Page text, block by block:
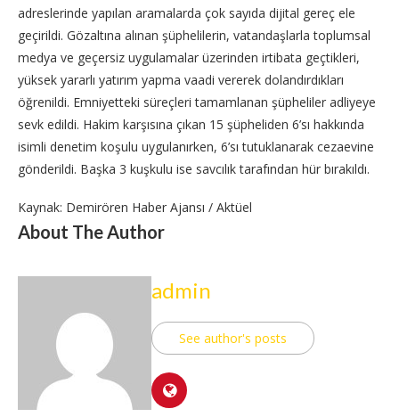
adreslerinde yapılan aramalarda çok sayıda dijital gereç ele
geçirildi. Gözaltına alınan şüphelilerin, vatandaşlarla toplumsal
medya ve geçersiz uygulamalar üzerinden irtibata geçtikleri,
yüksek yararlı yatırım yapma vaadi vererek dolandırdıkları
öğrenildi. Emniyetteki süreçleri tamamlanan şüpheliler adliyeye
sevk edildi. Hakim karşısına çıkan 15 şüpheliden 6’sı hakkında
isimli denetim koşulu uygulanırken, 6’sı tutuklanarak cezaevine
gönderildi. Başka 3 kuşkulu ise savcılık tarafından hür bırakıldı.
Kaynak: Demirören Haber Ajansı / Aktüel
About The Author
admin
See author's posts